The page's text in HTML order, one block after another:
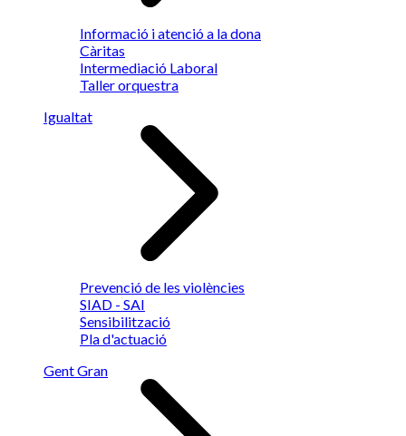
Informació i atenció a la dona
Càritas
Intermediació Laboral
Taller orquestra
Igualtat
Prevenció de les violències
SIAD - SAI
Sensibilització
Pla d'actuació
Gent Gran